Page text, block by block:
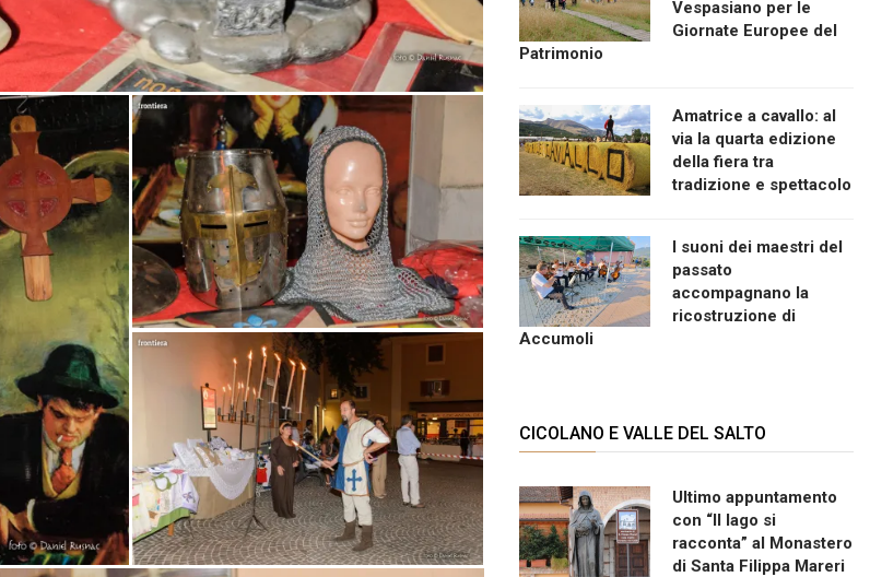
Vespasiano per le
Giornate Europee del
Patrimonio
Amatrice a cavallo: al
via la quarta edizione
della fiera tra
tradizione e spettacolo
I suoni dei maestri del
passato
accompagnano la
ricostruzione di
Accumoli
CICOLANO E VALLE DEL SALTO
Ultimo appuntamento
con “Il lago si
racconta” al Monastero
di Santa Filippa Mareri